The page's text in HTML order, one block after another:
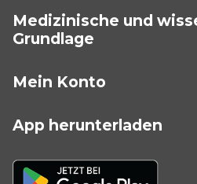
Medizinische und
Grundlage
Mein Konto
App herunterladen